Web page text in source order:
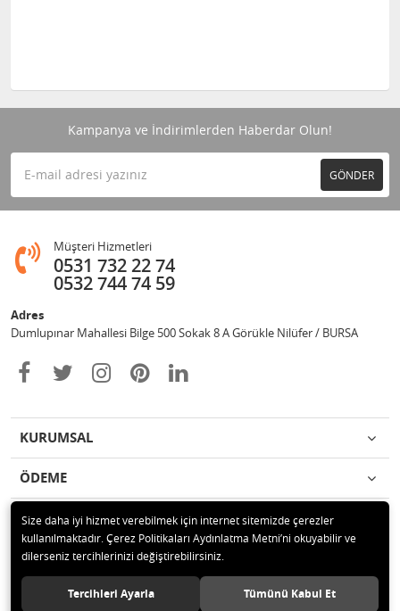
Kampanya ve İndirimlerden Haberdar Olun!
GÖNDER
Müşteri Hizmetleri
0531 732 22 74
0532 744 74 59
Adres
Dumlupınar Mahallesi Bilge 500 Sokak 8 A Görükle Nilüfer / BURSA
KURUMSAL
ÖDEME
İLETİŞİM
© 2020 MAG OTOMOTİV Tüm hakları saklıdır.
Size daha iyi hizmet verebilmek için internet sitemizde çerezler
kullanılmaktadır. Çerez Politikaları Aydınlatma Metni’ni okuyabilir ve
dilerseniz tercihlerinizi değiştirebilirsiniz.
Tercihleri Ayarla Tümünü Kabul Et